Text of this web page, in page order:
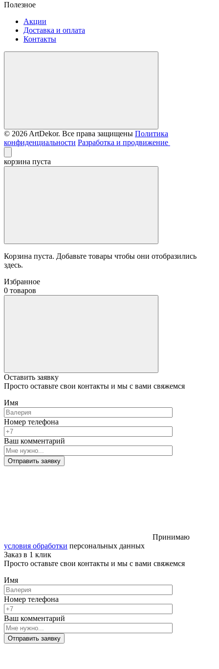
Полезное
Акции
Доставка и оплата
Контакты
© 2026 ArtDekor. Все права защищены Политика
конфиденциальности Разработка и продвижение
корзина пуста
Корзина пуста. Добавьте товары чтобы они отобразились
здесь.
Избранное
0 товаров
Оставить заявку
Просто оставьте свои контакты и мы с вами свяжемся
Имя
Номер телефона
Ваш комментарий
Отправить заявку
Принимаю
условия обработки персональных данных
Заказ в 1 клик
Просто оставьте свои контакты и мы с вами свяжемся
Имя
Номер телефона
Ваш комментарий
Отправить заявку